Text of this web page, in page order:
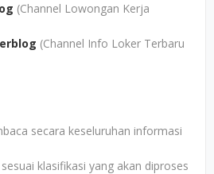
(Channel Lowongan Kerja
(Channel Info Loker Terbaru
secara keseluruhan informasi
klasifikasi yang akan diproses